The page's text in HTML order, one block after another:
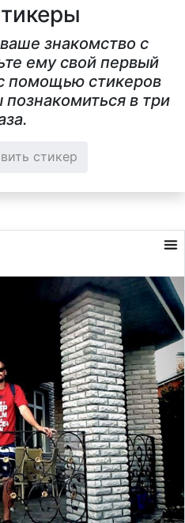
знакомство с
ему свой первый
помощью стикеров
в три
стикер